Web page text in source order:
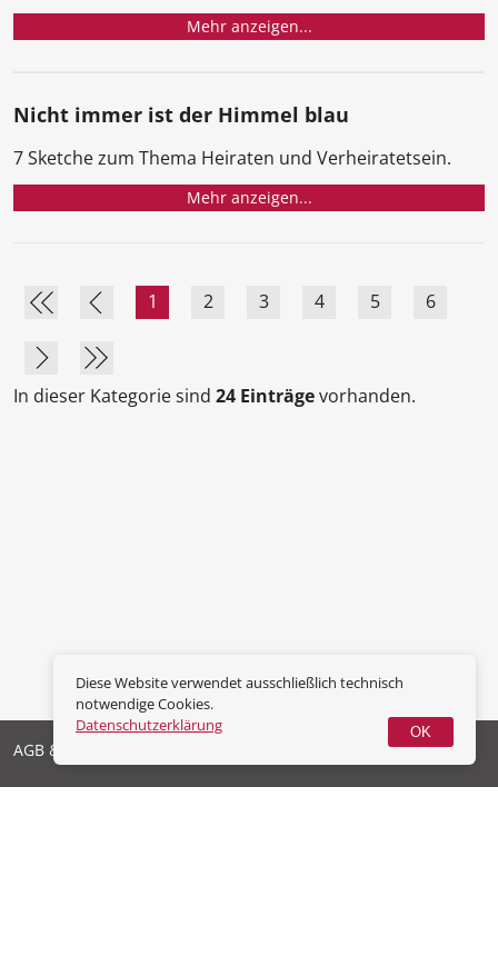
Mehr anzeigen...
Nicht immer ist der Himmel blau
7 Sketche zum Thema Heiraten und Verheiratetsein.
Mehr anzeigen...
1 2 3 4 5 6
In dieser Kategorie sind 24 Einträgevorhanden.
AGB & Widerrufsrecht
Diese Website verwendet ausschließlich technisch
notwendige Cookies.
Datenschutzerklärung
OK